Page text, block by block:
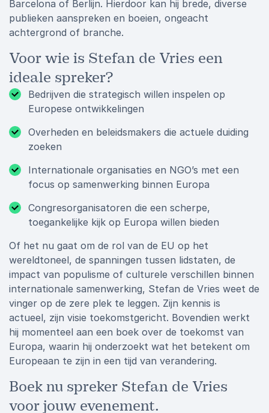
Barcelona of Berlijn. Hierdoor kan hij brede, diverse
publieken aanspreken en boeien, ongeacht
achtergrond of branche.
Voor wie is Stefan de Vries een
ideale spreker?
Bedrijven die strategisch willen inspelen op
Europese ontwikkelingen
Overheden en beleidsmakers die actuele duiding
zoeken
Internationale organisaties en NGO’s met een
focus op samenwerking binnen Europa
Congresorganisatoren die een scherpe,
toegankelijke kijk op Europa willen bieden
Of het nu gaat om de rol van de EU op het
wereldtoneel, de spanningen tussen lidstaten, de
impact van populisme of culturele verschillen binnen
internationale samenwerking, Stefan de Vries weet de
vinger op de zere plek te leggen. Zijn kennis is
actueel, zijn visie toekomstgericht. Bovendien werkt
hij momenteel aan een boek over de toekomst van
Europa, waarin hij onderzoekt wat het betekent om
Europeaan te zijn in een tijd van verandering.
Boek nu spreker Stefan de Vries
voor jouw evenement.